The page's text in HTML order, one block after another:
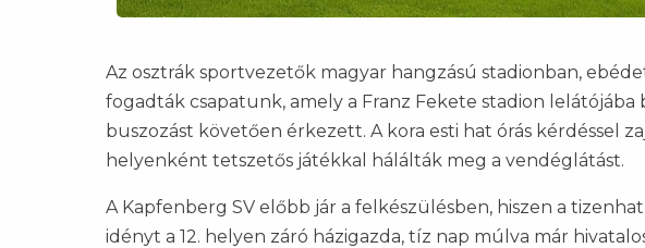
Az osztrák sportvezetők magyar hangzású stadionban,
fogadták csapatunk, amely a Franz Fekete stadion
buszozást követően érkezett. A kora esti hat órás kérdéssel
helyenként tetszetős játékkal hálálták meg a vendéglátást.
A Kapfenberg SV előbb jár a felkészülésben, hiszen a
idényt a 12. helyen záró házigazda, tíz nap múlva már